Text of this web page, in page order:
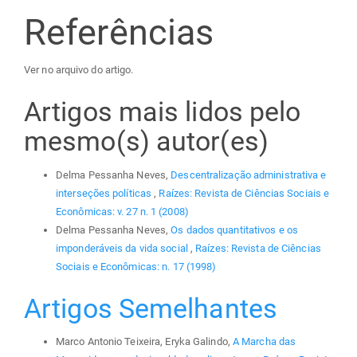
Referências
Ver no arquivo do artigo.
Artigos mais lidos pelo
mesmo(s) autor(es)
Delma Pessanha Neves, Descentralização administrativa e
interseções políticas , Raízes: Revista de Ciências Sociais e
Econômicas: v. 27 n. 1 (2008)
Delma Pessanha Neves,Os dados quantitativos e os
imponderáveis da vida social , Raízes: Revista de Ciências
Sociais e Econômicas: n. 17 (1998)
Artigos Semelhantes
Marco Antonio Teixeira, Eryka Galindo, A Marcha das